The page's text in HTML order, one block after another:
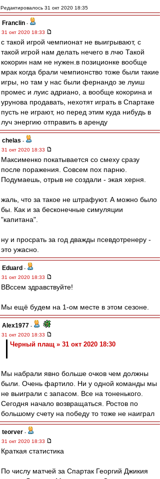
Редактировалось 31 окт 2020 18:35
Franclin -
31 окт 2020 18:33
с такой игрой чемпионат не выигрывают, с
такой игрой нам делать нечего в лчю Такой
кокорин нам не нужен.в позиционке вообще
мрак когда брали чемпионство тоже были такие
игры, но там у нас были фернандо зе луиш
промес и луис адриано, а вообще кокорина и
урунова продавать, нехотят играть в Спартаке
пусть не играют, но перед этим куда нибудь в
луч энергию отправить в аренду
chelas -
31 окт 2020 18:33
Максименко покатывается со смеху сразу
после поражения. Совсем пох парню.
Подумаешь, отрыв не создали - экая херня.
жаль, что за такое не штрафуют. А можно было
бы. Как и за бесконечные симуляции
"капитана".
ну и просрать за год дважды псевдотренеру -
это ужасно.
Eduard -
31 окт 2020 18:33
ВВссем здравствуйте!
Мы ещё будем на 1-ом месте в этом сезоне.
Alex1977 -
31 окт 2020 18:33
Черный плащ » 31 окт 2020 18:30
Мы набрали явно больше очков чем должны
были. Очень фартило. Ни у одной команды мы
не выиграли с запасом. Все на тоненького.
Сегодня начало возвращаться. Ростов по
большому счету на победу то тоже не наиграл
teorver -
31 окт 2020 18:33
Краткая статистика
По числу матчей за Спартак Георгий Джикия